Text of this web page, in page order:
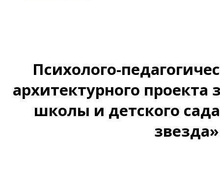
Психолого-
архитектурного проекта
школы и детского
звезда»